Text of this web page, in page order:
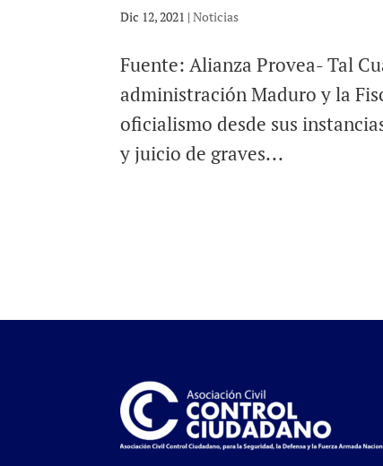
Dic 12, 2021 |Noticias
Fuente: Alianza Provea- Tal
administración Maduro y la
oficialismo desde sus
y juicio de graves...